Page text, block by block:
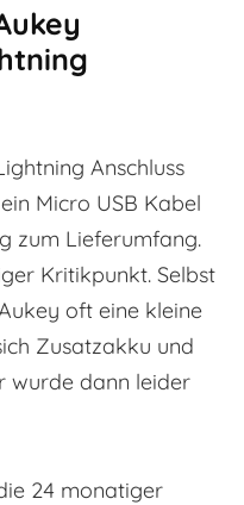
Anschluss
Micro USB Kabel
zum Lieferumfang.
Kritikpunkt. Selbst
oft eine kleine
Zusatzakku und
wurde dann leider
24 monatiger